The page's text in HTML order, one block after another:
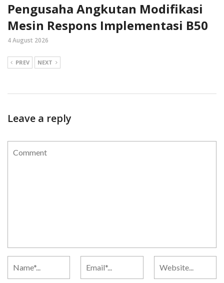
Pengusaha Angkutan Modifikasi
Mesin Respons Implementasi B50
4 August 2026
PREV NEXT
Leave a reply